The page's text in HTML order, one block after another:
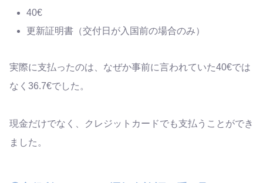
40€
更新証明書（交付日が入国前の場合のみ）
実際に支払ったのは、なぜか事前に言われていた40€では
なく36.7€でした。
現金だけでなく、クレジットカードでも支払うことができ
ました。